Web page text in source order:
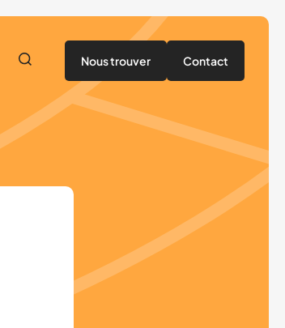
Nous trouver Contact